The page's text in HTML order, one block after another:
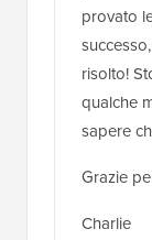
provato
risolto!
qualche
sapere
Grazie
Charlie